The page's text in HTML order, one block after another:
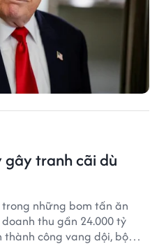
gây tranh cãi dù
những bom tấn ăn
thu gần 24.000 tỷ
thành công vang dội, bộ